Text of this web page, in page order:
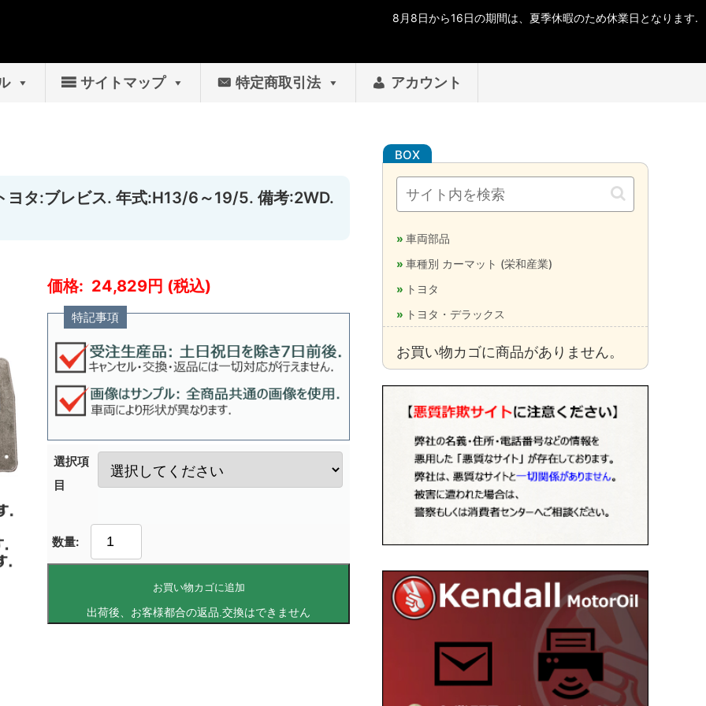
サイトマップ 特定商取引法 アカウント
ヨタ:ブレビス. 年式:H13/6～19/5. 備考:2WD.
24,829
特記事項
選択項
目
お買い物カゴに追加
車両部品
車種別 カーマット (栄和産業)
トヨタ
トヨタ・デラックス
お買い物カゴに商品がありません。